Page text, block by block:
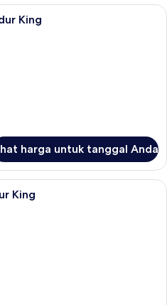
Kamar Superior, 1 Tempat Tidur
King
harga untuk tanggal Anda
Suite Superior, 1 Tempat Tidur King
King